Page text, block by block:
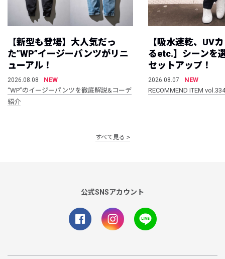
【新型も登場】大人気だっ
た”WP”イージーパンツがリニ
ューアル！
2026.08.08
NEW
“WP”のイージーパンツを徹底解説&コーデ
紹介
【吸水速乾、UV
るetc.】シーンを
セットアップ！
2026.08.07
NEW
RECOMMEND ITEM vol.334
すべて見る
公式SNSアカウント